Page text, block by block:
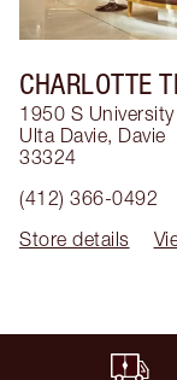
CHARLOTTE
1950 S
Ulta Davie, Davie
33324
(412) 366-0492
Store details